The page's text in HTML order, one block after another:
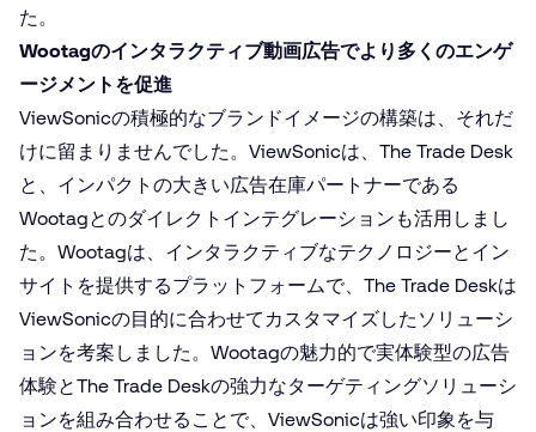
た。
Wootagのインタラクティブ動画広告でより多くのエンゲ
ージメントを促進
ViewSonicの積極的なブランドイメージの構築は、それだ
けに留まりませんでした。ViewSonicは、The Trade Desk
と、インパクトの大きい広告在庫パートナーである
Wootagとのダイレクトインテグレーションも活用しまし
た。Wootagは、インタラクティブなテクノロジーとイン
サイトを提供するプラットフォームで、The Trade Deskは
ViewSonicの目的に合わせてカスタマイズしたソリューシ
ョンを考案しました。Wootagの魅力的で実体験型の広告
体験とThe Trade Deskの強力なターゲティングソリューシ
ョンを組み合わせることで、ViewSonicは強い印象を与